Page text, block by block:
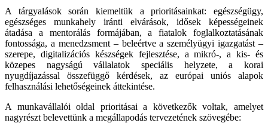
A tárgyalások során kiemeltük a prioritásainkat: egészségügy,
egészséges munkahely iránti elvárások, idősek képességeinek
átadása a mentorálás formájában, a fiatalok foglalkoztatásának
fontossága, a menedzsment – beleértve a személyügyi igazgatást –
szerepe, digitalizációs készségek fejlesztése, a mikró-, a kis- és
közepes nagyságú vállalatok speciális helyzete, a korai
nyugdíjazással összefüggő kérdések, az európai uniós alapok
felhasználási lehetőségeinek áttekintése.
A munkavállalói oldal prioritásai a következők voltak, amelyet
nagyrészt belevettünk a megállapodás tervezetének szövegébe: